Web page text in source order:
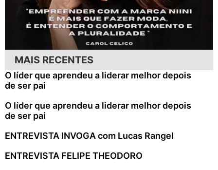
MAIS RECENTES
O líder que aprendeu a liderar melhor depois
de ser pai
O líder que aprendeu a liderar melhor depois
de ser pai
ENTREVISTA INVOGA com Lucas Rangel
ENTREVISTA FELIPE THEODORO